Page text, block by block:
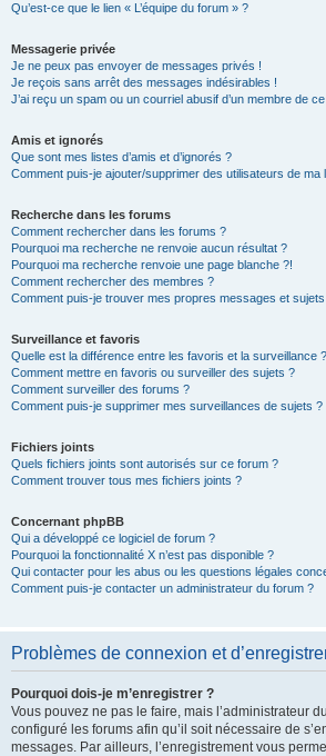
Qu’est-ce que le lien « L’équipe du forum » ?
Messagerie privée
Je ne peux pas envoyer de messages privés !
Je reçois sans arrêt des messages indésirables !
J’ai reçu un spam ou un courriel abusif d’un membre de
Amis et ignorés
Que sont mes listes d’amis et d’ignorés ?
Comment puis-je ajouter/supprimer des utilisateurs de ma
Recherche dans les forums
Comment rechercher dans les forums ?
Pourquoi ma recherche ne renvoie aucun résultat ?
Pourquoi ma recherche renvoie une page blanche ?!
Comment rechercher des membres ?
Comment puis-je trouver mes propres messages et
Surveillance et favoris
Quelle est la différence entre les favoris et la surveillance ?
Comment mettre en favoris ou surveiller des sujets ?
Comment surveiller des forums ?
Comment puis-je supprimer mes surveillances de sujets ?
Fichiers joints
Quels fichiers joints sont autorisés sur ce forum ?
Comment trouver tous mes fichiers joints ?
Concernant phpBB
Qui a développé ce logiciel de forum ?
Pourquoi la fonctionnalité X n’est pas disponible ?
Qui contacter pour les abus ou les questions légales
Comment puis-je contacter un administrateur du forum ?
Problèmes de connexion et
Pourquoi dois-je m’enregistrer ?
Vous pouvez ne pas le faire, mais l’administrateur
configuré les forums afin qu’il soit nécessaire de
messages. Par ailleurs, l’enregistrement vous